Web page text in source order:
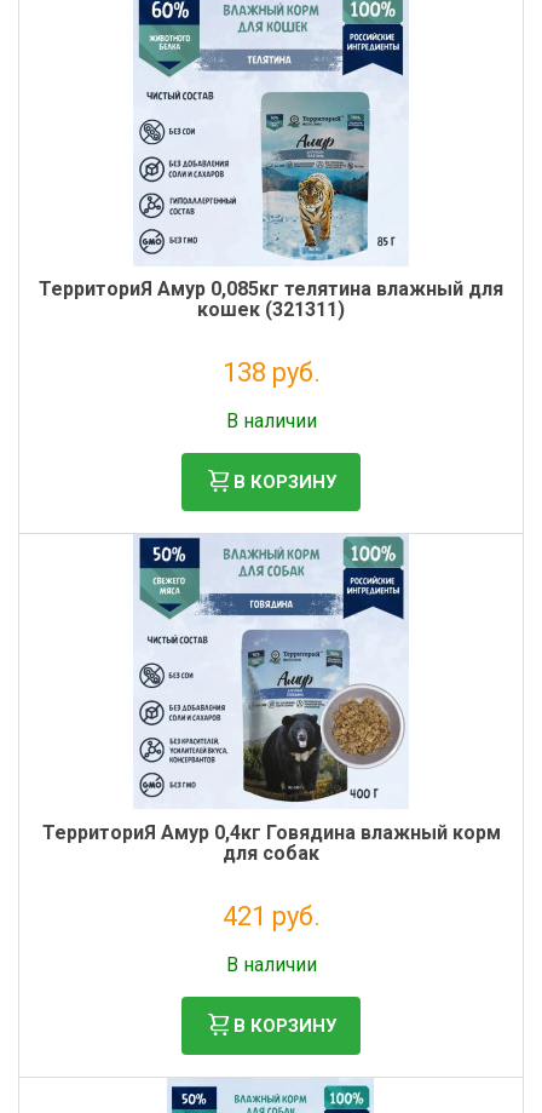
ТерриториЯ Амур 0,085кг телятина влажный для
кошек (321311)
138 руб.
В наличии
В КОРЗИНУ
ТерриториЯ Амур 0,4кг Говядина влажный корм
для собак
421 руб.
В наличии
В КОРЗИНУ